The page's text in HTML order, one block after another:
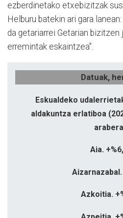
ezberdinetako etxebizitzak
Helburu batekin ari gara
da getariarrei Getarian bizitzen
erremintak eskaintzea".
Datuak,
Eskualdeko
aldakuntza erlatiboa
Aia.
Aizarnazabal.
Azkoitia.